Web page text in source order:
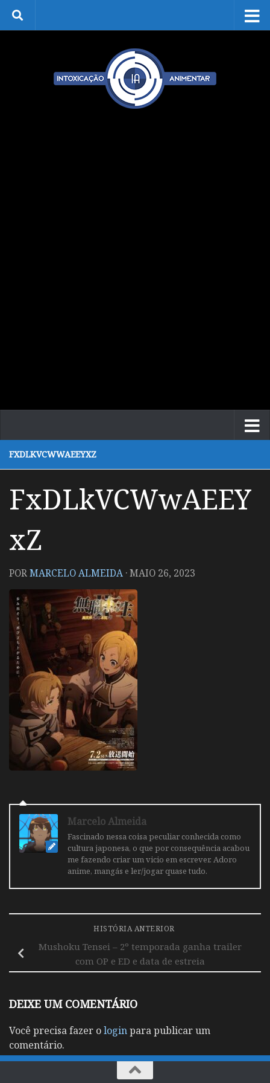
Skip to content
FXDLKVCWWAEEYXZ
FxDLkVCWwAEEY
xZ
PORMARCELO ALMEIDA ·MAIO 26, 2023
Marcelo Almeida
Fascinado nessa coisa peculiar conhecida como
cultura japonesa, o que por consequência acabou
me fazendo criar um vicio em escrever. Adoro
anime, mangás e ler/jogar quase tudo.
HISTÓRIA ANTERIOR
Mushoku Tensei – 2º temporada ganha trailer
com OP e ED e data de estreia
DEIXE UM COMENTÁRIO
Você precisa fazer ologinpara publicar um
comentário.